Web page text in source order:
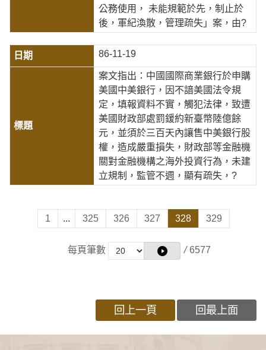
公務使用， 未能規範於先，制止於
後，軍紀渙散，管理疏失」案，由?
86-11-19
案文指出：中國國際商業銀行於申購
美國中美銀行，因不諳美國法令規
定，填報資料不實，觸犯法律，致遭
美國財政部處罰鍰約新臺幣陸億餘
元，並須於三百天內讓售中美銀行股
權，造成嚴重損失，財政部等金融機
關對金融機構之海外投資行為，未建
立規制，監管不週，顯有疏失，?
1 ... 325 326 327 328 329
每頁筆數 / 6577
回上一頁 回最上面